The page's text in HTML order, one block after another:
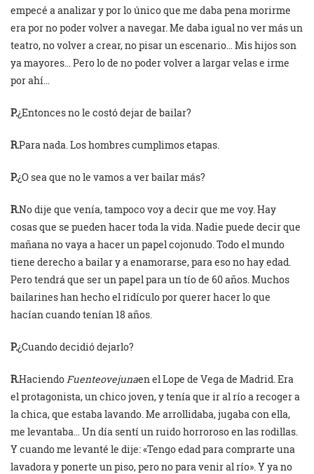
empecé a analizar y por lo único que me daba pena morirme
era por no poder volver a navegar. Me daba igual no ver más un
teatro, no volver a crear, no pisar un escenario… Mis hijos son
ya mayores… Pero lo de no poder volver a largar velas e irme
por ahí…
P.¿Entonces no le costó dejar de bailar?
R.Para nada. Los hombres cumplimos etapas.
P.¿O sea que no le vamos a ver bailar más?
R.No dije que venía, tampoco voy a decir que me voy. Hay
cosas que se pueden hacer toda la vida. Nadie puede decir que
mañana no vaya a hacer un papel cojonudo. Todo el mundo
tiene derecho a bailar y a enamorarse, para eso no hay edad.
Pero tendrá que ser un papel para un tío de 60 años. Muchos
bailarines han hecho el ridículo por querer hacer lo que
hacían cuando tenían 18 años.
P.¿Cuando decidió dejarlo?
R.Haciendo Fuenteovejunaen el Lope de Vega de Madrid. Era
el protagonista, un chico joven, y tenía que ir al río a recoger a
la chica, que estaba lavando. Me arrollidaba, jugaba con ella,
me levantaba… Un día sentí un ruido horroroso en las rodillas.
Y cuando me levanté le dije: «Tengo edad para comprarte una
lavadora y ponerte un piso, pero no para venir al río». Y ya no